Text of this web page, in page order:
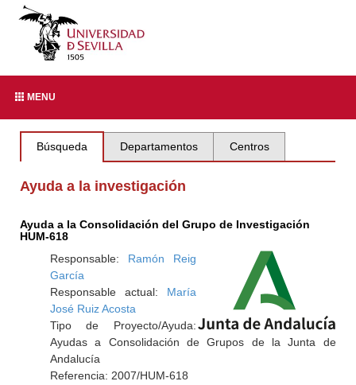
MENU
Búsqueda Departamentos Centros
Ayuda a la investigación
Ayuda a la Consolidación del Grupo de Investigación
HUM-618
Responsable: Ramón Reig
García
Responsable actual: María
José Ruiz Acosta
Tipo de Proyecto/Ayuda:
Ayudas a Consolidación de Grupos de la Junta de
Andalucía
Referencia: 2007/HUM-618